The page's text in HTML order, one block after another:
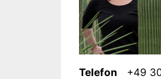
Telefon
+49